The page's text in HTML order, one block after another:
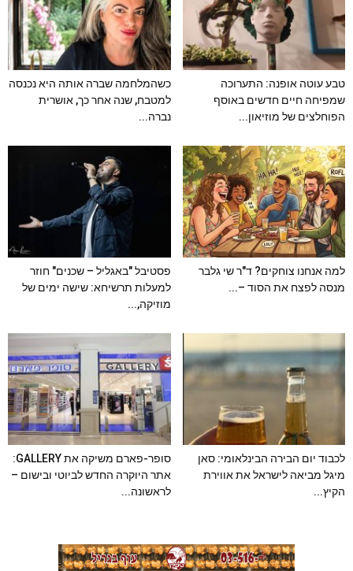
טבע עוטה אופנה: התערוכה
שמפיחה חיים חדשים באוסף
הפוחלצים של מוזיאון...
כשהמלחמה שברה אותה היא נכנסה
למטבח, שנה אחר כך, אושרית
נברה...
למה אנחנו צוחקים? ד"ר שי גלבר
מנסה לפצח את הסוד –...
פסטיבל "באגליל – שכנים" חוזר
למעלות תרשיחא: שישה ימים של
מוזיקה,...
לכבוד יום הבירה הבינלאומי: סאן
מיגל מביאה לישראל את אווירת
הקיץ...
סופר-פארם משיקה את GALLERY:
אתר היוקרה החדש לביוטי ובישום –
לראשונה...